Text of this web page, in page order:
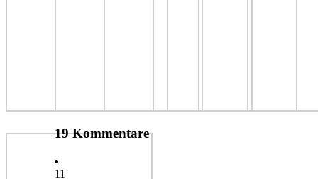
19 Kommentare
11